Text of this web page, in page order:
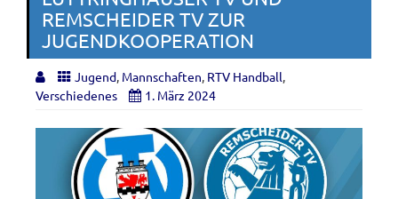
REMSCHEIDER TV ZUR
JUGENDKOOPERATION
Jugend, Mannschaften, RTV Handball,
Verschiedenes
1. März 2024